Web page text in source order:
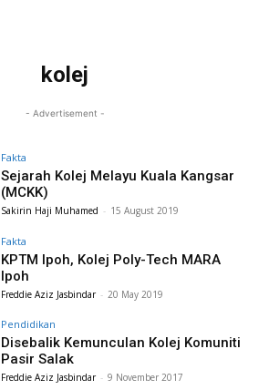
kolej
- Advertisement -
Fakta
Sejarah Kolej Melayu Kuala Kangsar
(MCKK)
Sakirin Haji Muhamed - 15 August 2019
Fakta
KPTM Ipoh, Kolej Poly-Tech MARA
Ipoh
Freddie Aziz Jasbindar - 20 May 2019
Pendidikan
Disebalik Kemunculan Kolej Komuniti
Pasir Salak
Freddie Aziz Jasbindar - 9 November 2017